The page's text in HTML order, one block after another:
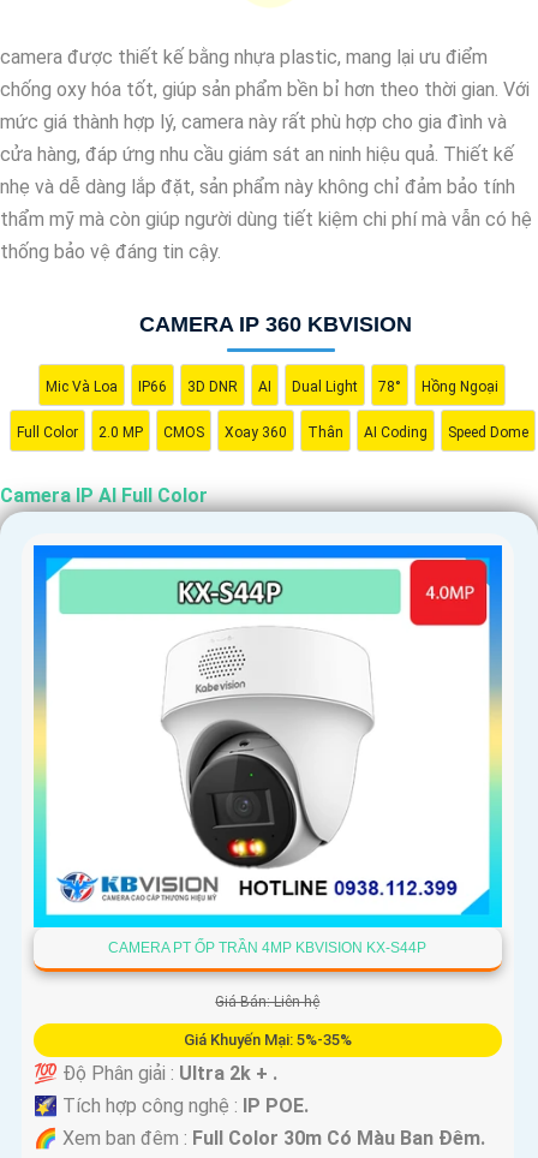
và an toàn.
camera được thiết kế bằng nhựa plastic, mang lại ưu điểm
chống oxy hóa tốt, giúp sản phẩm bền bỉ hơn theo thời gian. Với
mức giá thành hợp lý, camera này rất phù hợp cho gia đình và
cửa hàng, đáp ứng nhu cầu giám sát an ninh hiệu quả. Thiết kế
nhẹ và dễ dàng lắp đặt, sản phẩm này không chỉ đảm bảo tính
thẩm mỹ mà còn giúp người dùng tiết kiệm chi phí mà vẫn có hệ
thống bảo vệ đáng tin cậy.
CAMERA IP 360 KBVISION
Mic Và Loa IP66 3D DNR AI Dual Light 78° Hồng Ngoại
Full Color 2.0 MP CMOS Xoay 360 Thân AI Coding Speed Dome
Camera IP AI Full Color
CAMERA PT ỐP TRẦN 4MP KBVISION KX-S44P
Giá Bán: Liên hệ
Giá Khuyến Mại: 5%-35%
💯 Độ Phân giải : Ultra 2k + .
🌠 Tích hợp công nghệ :
IP POE.
🌈 Xem ban đêm : Full Color 30m Có Màu Ban Ðêm.